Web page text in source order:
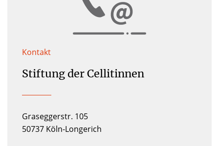
Kontakt
Stiftung der Cellitinnen
Graseggerstr. 105
50737 Köln-Longerich